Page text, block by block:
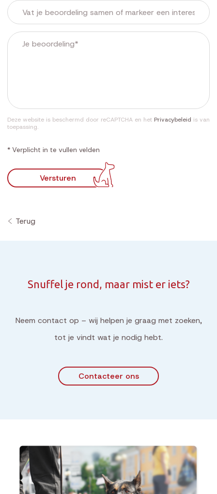
Deze website is beschermd door reCAPTCHA en het Privacybeleid is van
toepassing.
* Verplicht in te vullen velden
Versturen
Terug
Snuffel je rond, maar mist er iets?
Neem contact op – wij helpen je graag met zoeken,
tot je vindt wat je nodig hebt.
Contacteer ons